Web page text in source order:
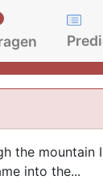
the mountain
into the...